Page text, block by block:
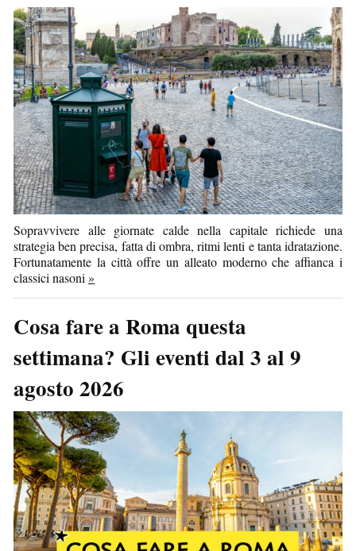
Sopravvivere alle giornate calde nella capitale richiede una
strategia ben precisa, fatta di ombra, ritmi lenti e tanta idratazione.
Fortunatamente la città offre un alleato moderno che affianca i
classici nasoni»
Cosa fare a Roma questa
settimana? Gli eventi dal 3 al 9
agosto 2026